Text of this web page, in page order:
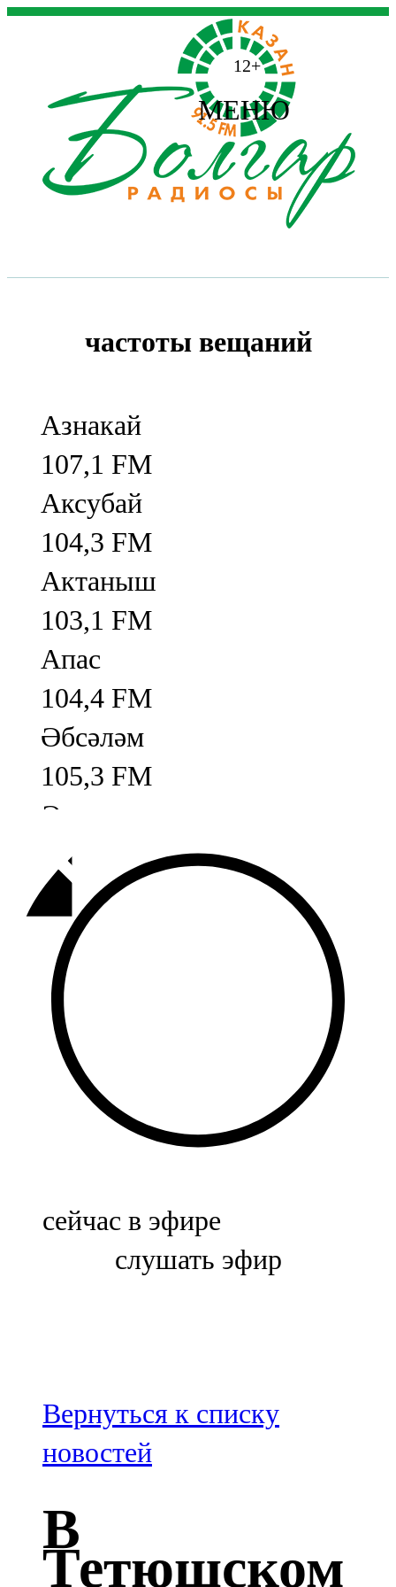
12+
МЕНЮ
частоты вещаний
Азнакай
107,1 FM
Аксубай
104,3 FM
Актаныш
103,1 FM
Апас
104,4 FM
Әбсәләм
105,3 FM
Әлмәт
92,9 FM
Базарлы матак
107,1 FM
Балык бистәсе
104,9 FM
Баулы
107,5 FM
Биләр
Болгар
100,3 FM
Зәй
106,6 FM
Кадыбаш
105,2 FM
сейчас в эфире
слушать эфир
Вернуться к списку
новостей
В
Тетюшском